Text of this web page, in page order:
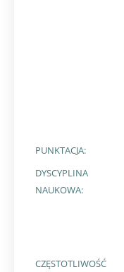
PUNKTACJA:
DYSCYPLINA
NAUKOWA:
CZĘSTOTLIWOŚĆ